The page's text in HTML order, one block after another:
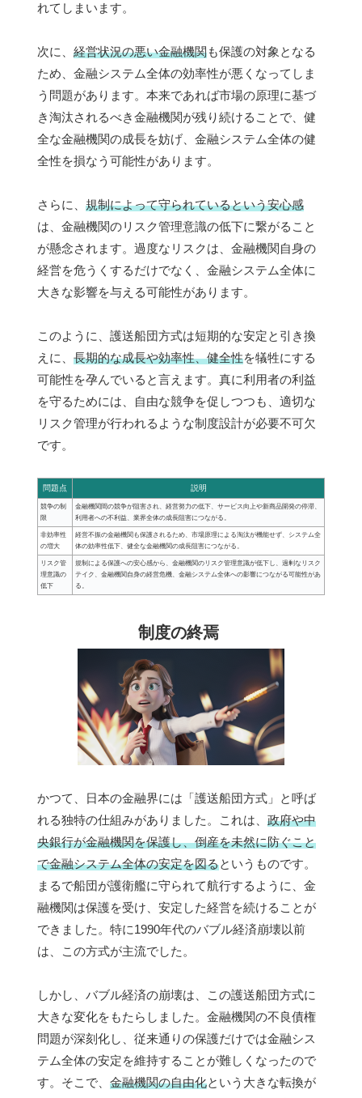
れてしまいます。
次に、 経営状況の悪い金融機関も保護の対象となる
ため、金融システム全体の効率性が悪くなってしま
う問題があります。本来であれば市場の原理に基づ
き淘汰されるべき金融機関が残り続けることで、健
全な金融機関の成長を妨げ、金融システム全体の健
全性を損なう可能性があります。
さらに、 規制によって守られているという安心感
は、金融機関のリスク管理意識の低下に繋がること
が懸念されます。過度なリスクは、金融機関自身の
経営を危うくするだけでなく、金融システム全体に
大きな影響を与える可能性があります。
このように、護送船団方式は短期的な安定と引き換
えに、 長期的な成長や効率性、健全性を犠牲にする
可能性を孕んでいると言えます。真に利用者の利益
を守るためには、自由な競争を促しつつも、適切な
リスク管理が行われるような制度設計が必要不可欠
です。
問題点 説明
競争の制
限
金融機関間の競争が阻害され、経営努力の低下、サービス向上や新商品開発の停滞、
利用者への不利益、業界全体の成長阻害につながる。
非効率性
の増大
経営不振の金融機関も保護されるため、市場原理による淘汰が機能せず、システム全
体の効率性低下、健全な金融機関の成長阻害につながる。
リスク管
理意識の
低下
規制による保護への安心感から、金融機関のリスク管理意識が低下し、過剰なリスク
テイク、金融機関自身の経営危機、金融システム全体への影響につながる可能性があ
る。
制度の終焉
かつて、日本の金融界には「護送船団方式」と呼ば
れる独特の仕組みがありました。これは、 政府や中
央銀行が金融機関を保護し、倒産を未然に防ぐこと
で金融システム全体の安定を図るというものです。
まるで船団が護衛艦に守られて航行するように、金
融機関は保護を受け、安定した経営を続けることが
できました。特に1990年代のバブル経済崩壊以前
は、この方式が主流でした。
しかし、バブル経済の崩壊は、この護送船団方式に
大きな変化をもたらしました。金融機関の不良債権
問題が深刻化し、従来通りの保護だけでは金融シス
テム全体の安定を維持することが難しくなったので
す。そこで、 金融機関の自由化という大きな転換が